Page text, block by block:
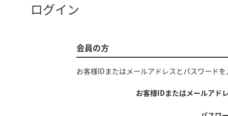
ログイン
会員の方
お客様IDまたはメールアドレス とパスワード
お客様IDまたはメールアド